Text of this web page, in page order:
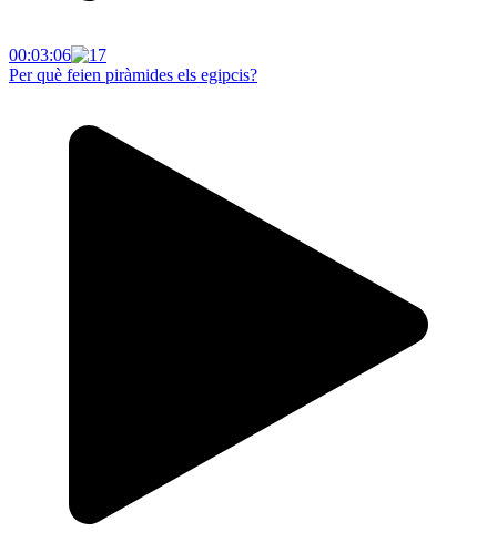
00:03:06
Per què feien piràmides els egipcis?